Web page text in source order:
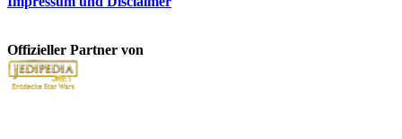
Offizieller Partner von